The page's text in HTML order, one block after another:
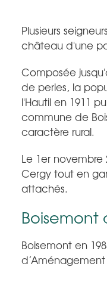
Plusieurs
château d'une
Composée
de perles, la
l'Hautil en 1911
commune de
caractère rural.
Le 1er
Cergy tout en
attachés.
Boisemont
Boisemont en